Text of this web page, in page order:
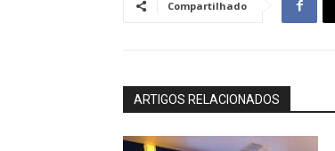
Compartilhado
ARTIGOS RELACIONADOS